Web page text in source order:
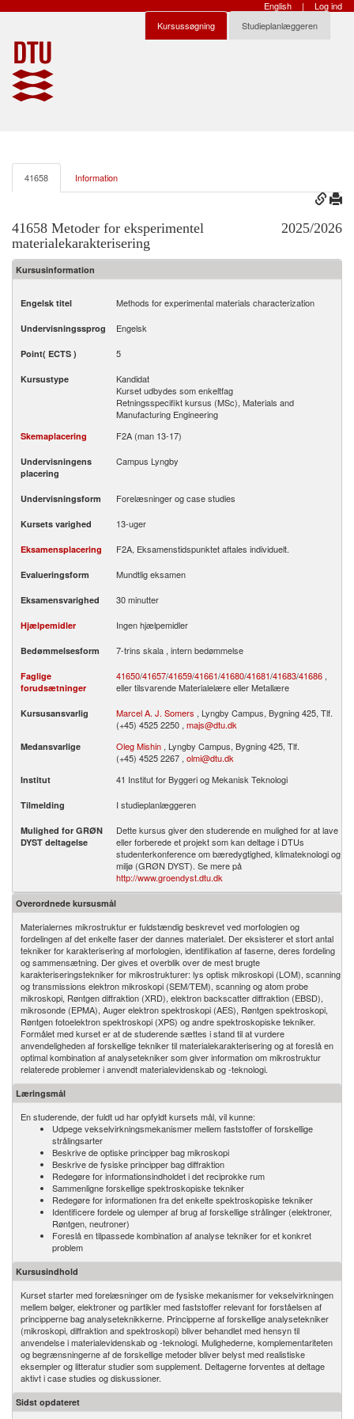
English |
Log ind
Kursussøgning
Studieplanlæggeren
41658 Information
41658 Metoder for eksperimentel
materialekarakterisering
2025/2026
Kursusinformation
Engelsk titel Methods for experimental materials characterization
Undervisningssprog Engelsk
Point( ECTS ) 5
Kursustype
Kandidat
Kurset udbydes som enkeltfag
Retningsspecifikt kursus (MSc), Materials and
Manufacturing Engineering
Skemaplacering F2A (man 13-17)
Undervisningens
placering
Campus Lyngby
Undervisningsform Forelæsninger og case studies
Kursets varighed 13-uger
Eksamensplacering F2A, Eksamenstidspunktet aftales individuelt.
Evalueringsform Mundtlig eksamen
Eksamensvarighed 30 minutter
Hjælpemidler Ingen hjælpemidler
Bedømmelsesform 7-trins skala , intern bedømmelse
Faglige
forudsætninger
41650/41657/41659/41661/41680/41681/41683/41686 ,
eller tilsvarende Materialelære eller Metallære
Kursusansvarlig Marcel A. J. Somers , Lyngby Campus, Bygning 425, Tlf.
(+45) 4525 2250 , majs@dtu.dk
Medansvarlige Oleg Mishin , Lyngby Campus, Bygning 425, Tlf.
(+45) 4525 2267 , olmi@dtu.dk
Institut 41 Institut for Byggeri og Mekanisk Teknologi
Tilmelding I studieplanlæggeren
Mulighed for GRØN
DYST deltagelse
Dette kursus giver den studerende en mulighed for at lave
eller forberede et projekt som kan deltage i DTUs
studenterkonference om bæredygtighed, klimateknologi og
miljø (GRØN DYST). Se mere på
http://www.groendyst.dtu.dk
Overordnede kursusmål
Materialernes mikrostruktur er fuldstændig beskrevet ved morfologien og
fordelingen af det enkelte faser der dannes materialet. Der eksisterer et stort antal
tekniker for karakterisering af morfologien, identifikation af faserne, deres fordeling
og sammensætning. Der gives et overblik over de mest brugte
karakteriseringstekniker for mikrostrukturer: lys optisk mikroskopi (LOM), scanning
og transmissions elektron mikroskopi (SEM/TEM), scanning og atom probe
mikroskopi, Røntgen diffraktion (XRD), elektron backscatter diffraktion (EBSD),
mikrosonde (EPMA), Auger elektron spektroskopi (AES), Røntgen spektroskopi,
Røntgen fotoelektron spektroskopi (XPS) og andre spektroskopiske tekniker.
Formålet med kurset er at de studerende sættes i stand til at vurdere
anvendeligheden af forskellige tekniker til materialekarakterisering og at foreslå en
optimal kombination af analysetekniker som giver information om mikrostruktur
relaterede problemer i anvendt materialevidenskab og -teknologi.
Læringsmål
En studerende, der fuldt ud har opfyldt kursets mål, vil kunne:
Udpege vekselvirkningsmekanismer mellem faststoffer of forskellige
strålingsarter
Beskrive de optiske principper bag mikroskopi
Beskrive de fysiske principper bag diffraktion
Redegøre for informationsindholdet i det reciprokke rum
Sammenligne forskellige spektroskopiske tekniker
Redegøre for informationen fra det enkelte spektroskopiske tekniker
Identificere fordele og ulemper af brug af forskellige strålinger (elektroner,
Røntgen, neutroner)
Foreslå en tilpassede kombination af analyse tekniker for et konkret
problem
Kursusindhold
Kurset starter med forelæsninger om de fysiske mekanismer for vekselvirkningen
mellem bølger, elektroner og partikler med faststoffer relevant for forståelsen af
principperne bag analyseteknikkerne. Principperne af forskellige analysetekniker
(mikroskopi, diffraktion and spektroskopi) bliver behandlet med hensyn til
anvendelse i materialevidenskab og -teknologi. Mulighederne, komplementariteten
og begrænsningerne af de forskellige metoder bliver belyst med realistiske
eksempler og litteratur studier som supplement. Deltagerne forventes at deltage
aktivt i case studies og diskussioner.
Sidst opdateret